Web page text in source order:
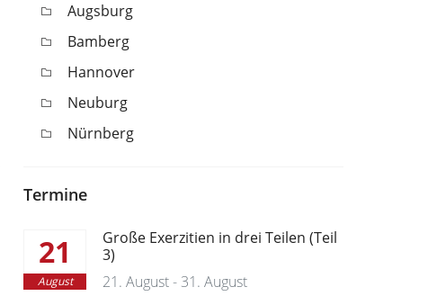
Augsburg
Bamberg
Hannover
Neuburg
Nürnberg
Termine
21
August
Große Exerzitien in drei Teilen (Teil
3)
21. August - 31. August